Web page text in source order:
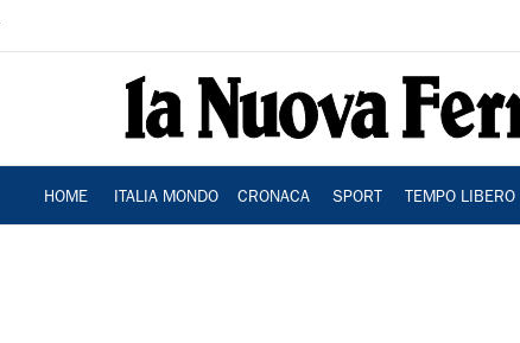
HOME ITALIA MONDO CRONACA SPORT TEMPO LIBERO